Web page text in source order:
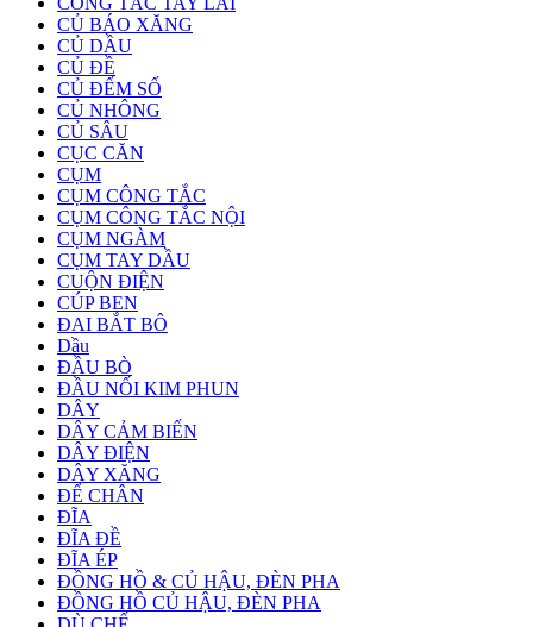
CỦ BÁO XĂNG
CỦ DẦU
CỦ ĐỀ
CỦ ĐẾM SỐ
CỦ NHÔNG
CỦ SÂU
CỤC CĂN
CỤM
CỤM CÔNG TẮC
CỤM CÔNG TẮC NỘI
CỤM NGÀM
CỤM TAY DẦU
CUỘN ĐIỆN
CÚP BEN
ĐAI BẮT BÔ
Dầu
ĐẦU BÒ
ĐẦU NỐI KIM PHUN
DÂY
DÂY CẢM BIẾN
DÂY ĐIỆN
DÂY XĂNG
ĐỂ CHÂN
ĐĨA
ĐĨA ĐỀ
ĐĨA ÉP
ĐỒNG HỒ & CỦ HẬU, ĐÈN PHA
ĐỒNG HỒ CỦ HẬU, ĐÈN PHA